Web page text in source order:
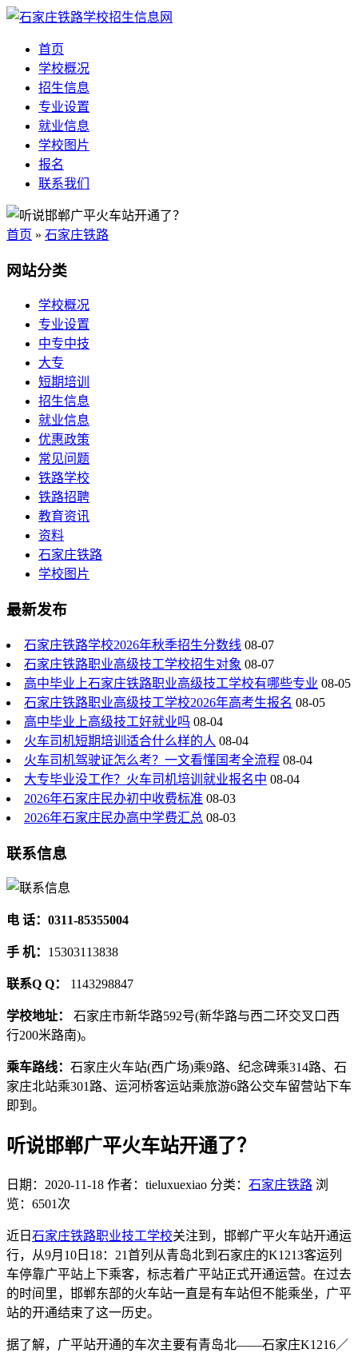
首页
学校概况
招生信息
专业设置
就业信息
学校图片
报名
联系我们
首页 » 石家庄铁路
网站分类
学校概况
专业设置
中专中技
大专
短期培训
招生信息
就业信息
优惠政策
常见问题
铁路学校
铁路招聘
教育资讯
资料
石家庄铁路
学校图片
最新发布
石家庄铁路学校2026年秋季招生分数线 08-07
石家庄铁路职业高级技工学校招生对象 08-07
高中毕业上石家庄铁路职业高级技工学校有哪些专业 08-05
石家庄铁路职业高级技工学校2026年高考生报名 08-05
高中毕业上高级技工好就业吗 08-04
火车司机短期培训适合什么样的人 08-04
火车司机驾驶证怎么考？一文看懂国考全流程 08-04
大专毕业没工作？火车司机培训就业报名中 08-04
2026年石家庄民办初中收费标准 08-03
2026年石家庄民办高中学费汇总 08-03
联系信息
电 话：0311-85355004
手 机： 15303113838
联系Q Q： 1143298847
学校地址： 石家庄市新华路592号(新华路与西二环交叉口西
行200米路南)。
乘车路线： 石家庄火车站(西广场)乘9路、纪念碑乘314路、石
家庄北站乘301路、运河桥客运站乘旅游6路公交车留营站下车
即到。
听说邯郸广平火车站开通了？
日期：2020-11-18 作者：tieluxuexiao 分类： 石家庄铁路 浏
览：6501次
近日 石家庄铁路职业技工学校关注到，邯郸广平火车站开通运
行，从9月10日18：21首列从青岛北到石家庄的K1213客运列
车停靠广平站上下乘客，标志着广平站正式开通运营。在过去
的时间里，邯郸东部的火车站一直是有车站但不能乘坐，广平
站的开通结束了这一历史。
据了解，广平站开通的车次主要有青岛北——石家庄K1216／